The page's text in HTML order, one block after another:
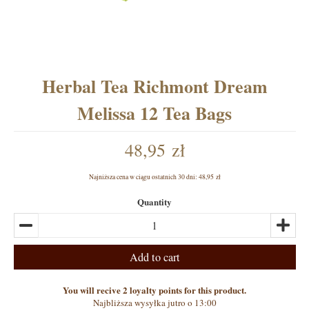
Herbal Tea Richmont Dream
Melissa 12 Tea Bags
48,95 zł
Najniższa cena w ciągu ostatnich 30 dni: 48,95 zł
Quantity
Add to cart
You will recive 2 loyalty points for this product.
Najbliższa wysyłka jutro o 13:00